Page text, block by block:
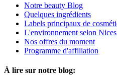
Notre beauty Blog
Quelques ingrédients
Labels principaux de
L'environnement selon
Nos offres du moment
Programme d'affiliation
À lire sur notre blog: